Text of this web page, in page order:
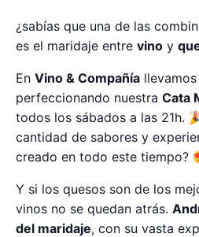
¿sabías que una de las
es el maridaje entre vino y
En Vino & Compañía llevamos
perfeccionando nuestra Cata
todos los sábados a las 21h.
cantidad de sabores y
creado en todo este tiempo?
Y si los quesos son de los
vinos no se quedan atrás.
del maridaje, con su vasta